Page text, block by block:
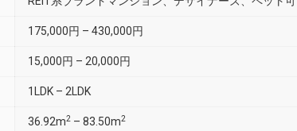
175,000円 – 430,000円
15,000円 – 20,000円
1LDK – 2LDK
36.92m2 – 83.50m2